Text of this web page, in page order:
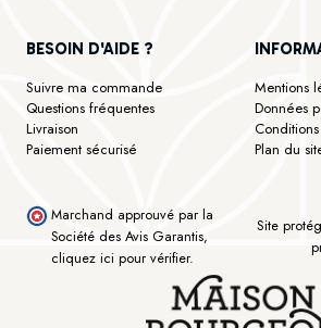
BESOIN D'AIDE ?
Suivre ma commande
Questions fréquentes
Livraison
Paiement sécurisé
Mentions
Données
Plan du
Marchand approuvé par la
Société des Avis Garantis,
cliquez ici pour vérifier.
Site